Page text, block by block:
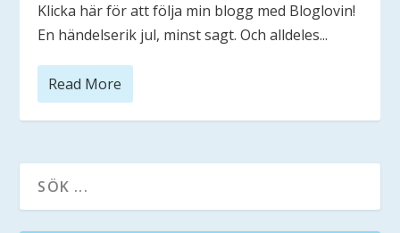
Klicka här för att följa min blogg med Bloglovin!
En händelserik jul, minst sagt. Och alldeles...
Read More